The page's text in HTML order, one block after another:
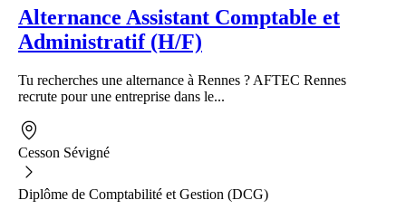
Alternance Assistant Comptable et
Administratif (H/F)
Tu recherches une alternance à Rennes ? AFTEC Rennes
recrute pour une entreprise dans le...
Cesson Sévigné
Diplôme de Comptabilité et Gestion (DCG)